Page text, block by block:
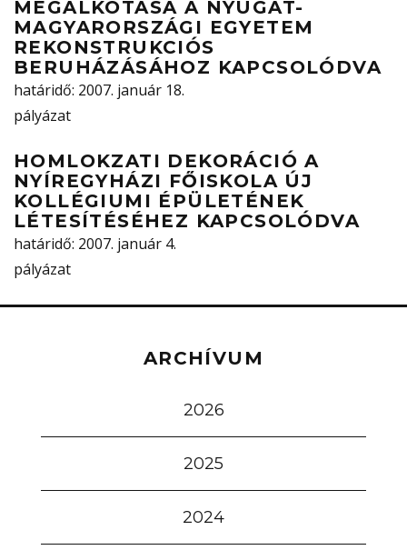
MEGALKOTÁSA A NYUGAT-
MAGYARORSZÁGI EGYETEM
REKONSTRUKCIÓS
BERUHÁZÁSÁHOZ KAPCSOLÓDVA
határidő: 2007. január 18.
pályázat
HOMLOKZATI DEKORÁCIÓ A
NYÍREGYHÁZI FŐISKOLA ÚJ
KOLLÉGIUMI ÉPÜLETÉNEK
LÉTESÍTÉSÉHEZ KAPCSOLÓDVA
határidő: 2007. január 4.
pályázat
ARCHÍVUM
2026
2025
2024